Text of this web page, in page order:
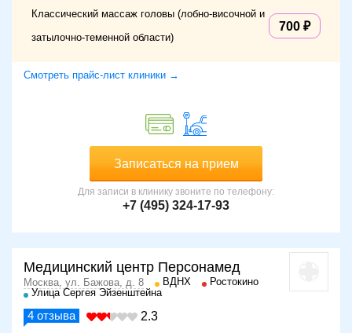
Классический массаж головы (лобно-височной и
затылочно-теменной области)
700
Смотреть прайс-лист клиники →
Записаться на прием
Для записи в клинику звоните по телефону:
+7 (495) 324-17-93
Медицинский центр Персонамед
Москва, ул. Бажова, д. 8 ВДНХ
Ростокино
Улица Сергея Эйзенштейна
4 отзыва 2.3